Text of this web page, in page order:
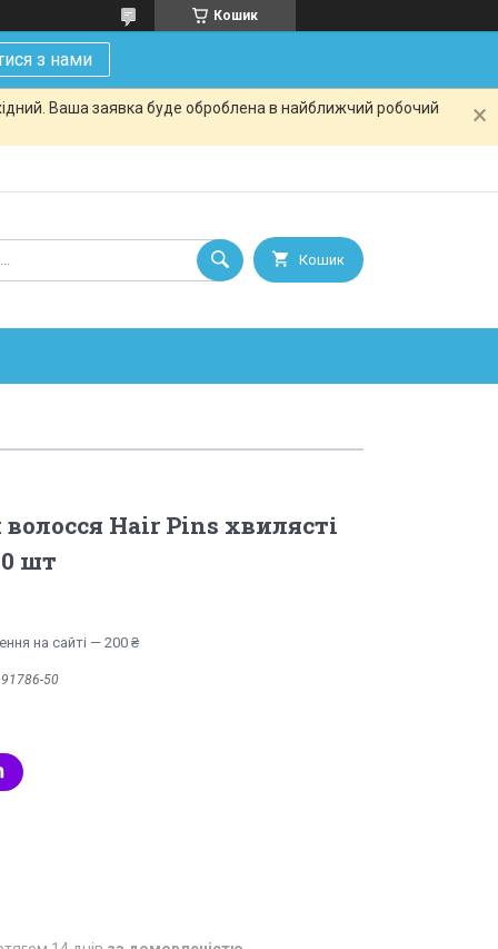
Кошик
з нами
Ваша заявка буде оброблена в найближчий робочий
Кошик
Hair Pins хвилясті
шт
на сайті — 200 ₴
91786-50